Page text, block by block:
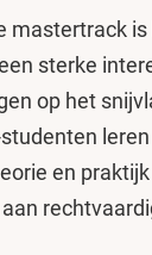
mastertrack
sterke
op het
en